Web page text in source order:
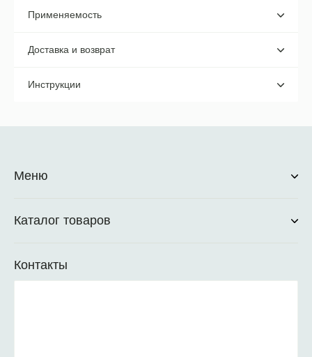
Применяемость
Доставка и возврат
Инструкции
Меню
Каталог товаров
Контакты